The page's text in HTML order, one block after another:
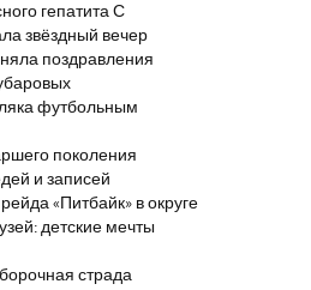
гепатита С
звёздный вечер
поздравления
футбольным
поколения
и записей
«Питбайк» в округе
детские мечты
страда